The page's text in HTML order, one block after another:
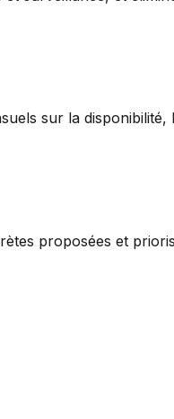
sur la disponibilité,
proposées et